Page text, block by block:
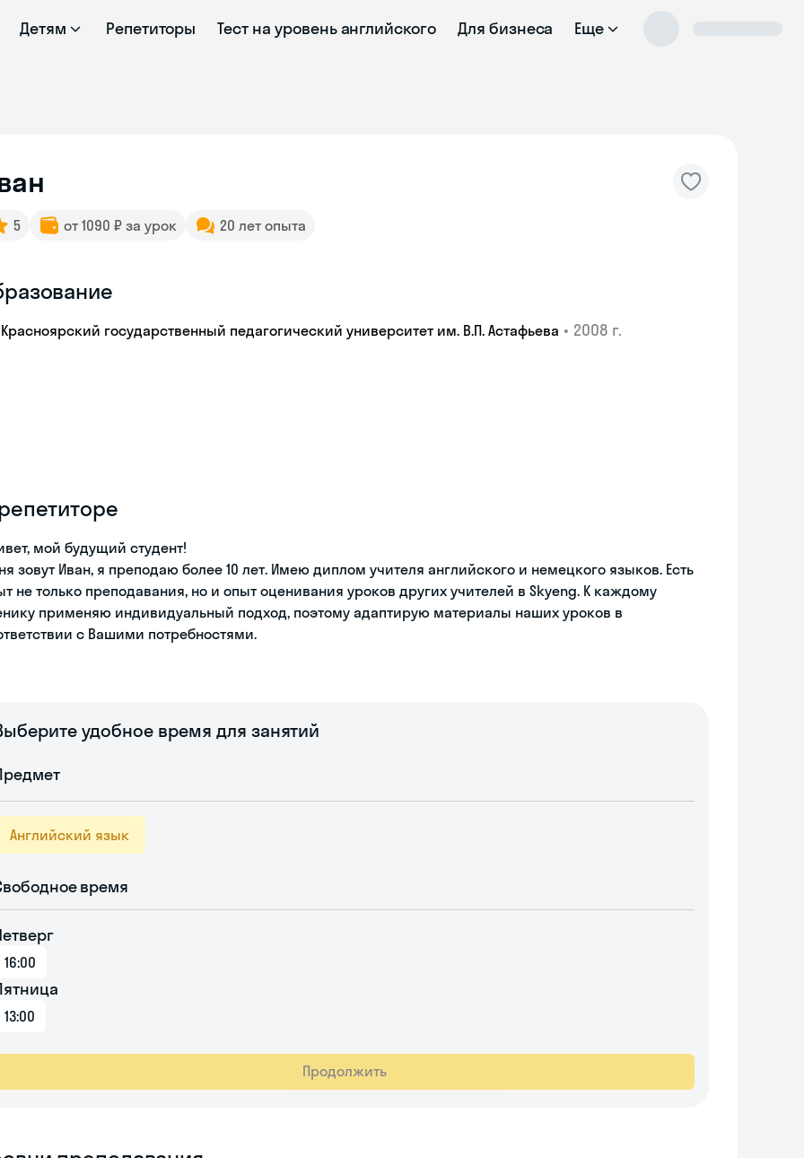
Детям Репетиторы Тест на уровень английского Для бизнеса Еще
5 от 1090 ₽ за урок 20 лет опыта
Красноярский государственный педагогический университет им. В.П. Астафьева • 2008 г.
мой будущий студент!
зовут Иван, я преподаю более 10 лет. Имею диплом учителя английского и немецкого языков. Есть
не только преподавания, но и опыт оценивания уроков других учителей в Skyeng. К каждому
применяю индивидуальный подход, поэтому адаптирую материалы наших уроков в
с Вашими потребностями.
удобное время для занятий
Английский язык
время
16:00
13:00
Продолжить